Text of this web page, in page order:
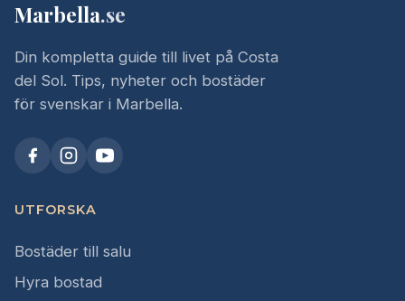
Marbella.se
Din kompletta guide till livet på Costa
del Sol. Tips, nyheter och bostäder
för svenskar i Marbella.
UTFORSKA
Bostäder till salu
Hyra bostad